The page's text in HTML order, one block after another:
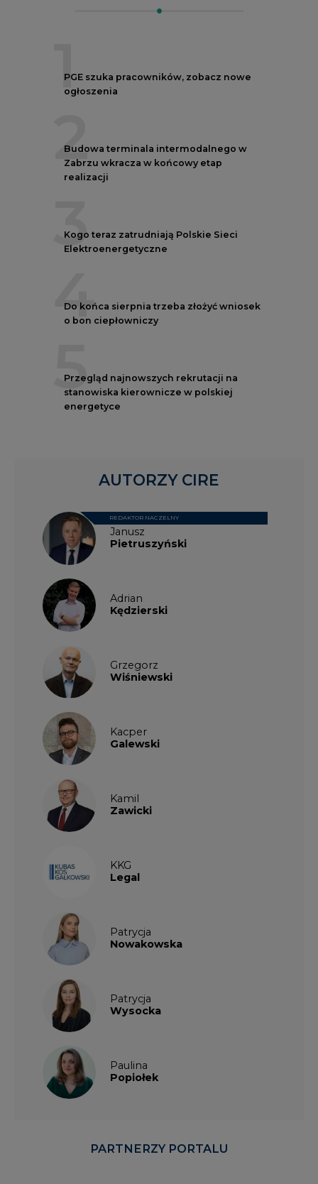
1
PGE szuka pracowników, zobacz nowe
ogłoszenia
2
Budowa terminala intermodalnego w
Zabrzu wkracza w końcowy etap
realizacji
3
Kogo teraz zatrudniają Polskie Sieci
Elektroenergetyczne
4
Do końca sierpnia trzeba złożyć wniosek
o bon ciepłowniczy
5
Przegląd najnowszych rekrutacji na
stanowiska kierownicze w polskiej
energetyce
Janusz
Pietruszyński
REDAKTOR NACZELNY
Adrian
Kędzierski
Grzegorz
Wiśniewski
Kacper
Galewski
Kamil
Zawicki
KKG
Legal
Patrycja
Nowakowska
Patrycja
Wysocka
Paulina
Popiołek
AUTORZY CIRE
PARTNERZY PORTALU